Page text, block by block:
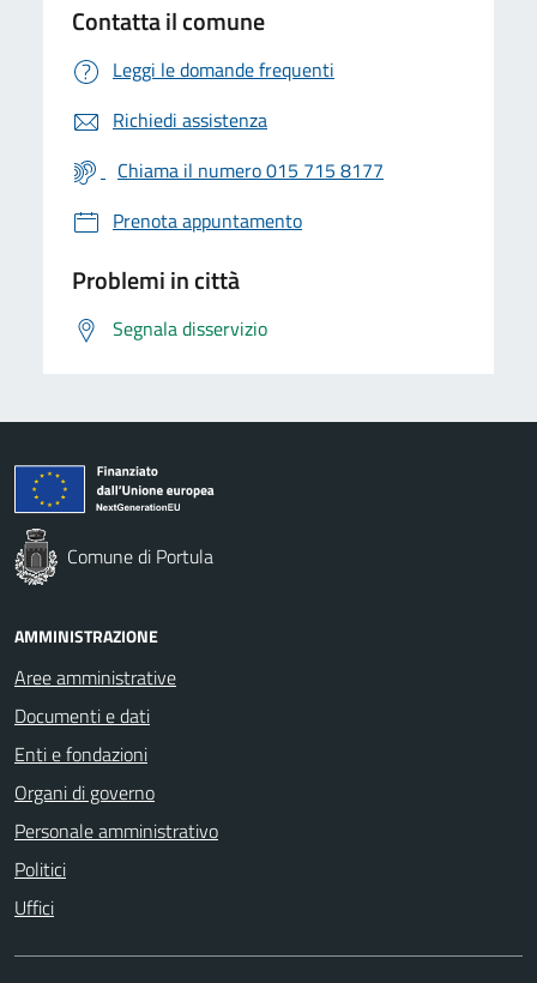
Contatta il comune
Leggi le domande frequenti
Richiedi assistenza
Chiama il numero 015 715 8177
Prenota appuntamento
Problemi in città
Segnala disservizio
Comune di Portula
AMMINISTRAZIONE
Aree amministrative
Documenti e dati
Enti e fondazioni
Organi di governo
Personale amministrativo
Politici
Uffici